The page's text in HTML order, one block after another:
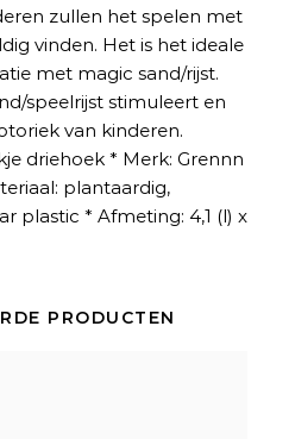
zullen het spelen met
vinden. Het is het ideale
met magic sand/rijst.
speelrijst stimuleert en
van kinderen.
driehoek * Merk: Grennn
plantaardig,
plastic * Afmeting: 4,1 (l) x
PRODUCTEN